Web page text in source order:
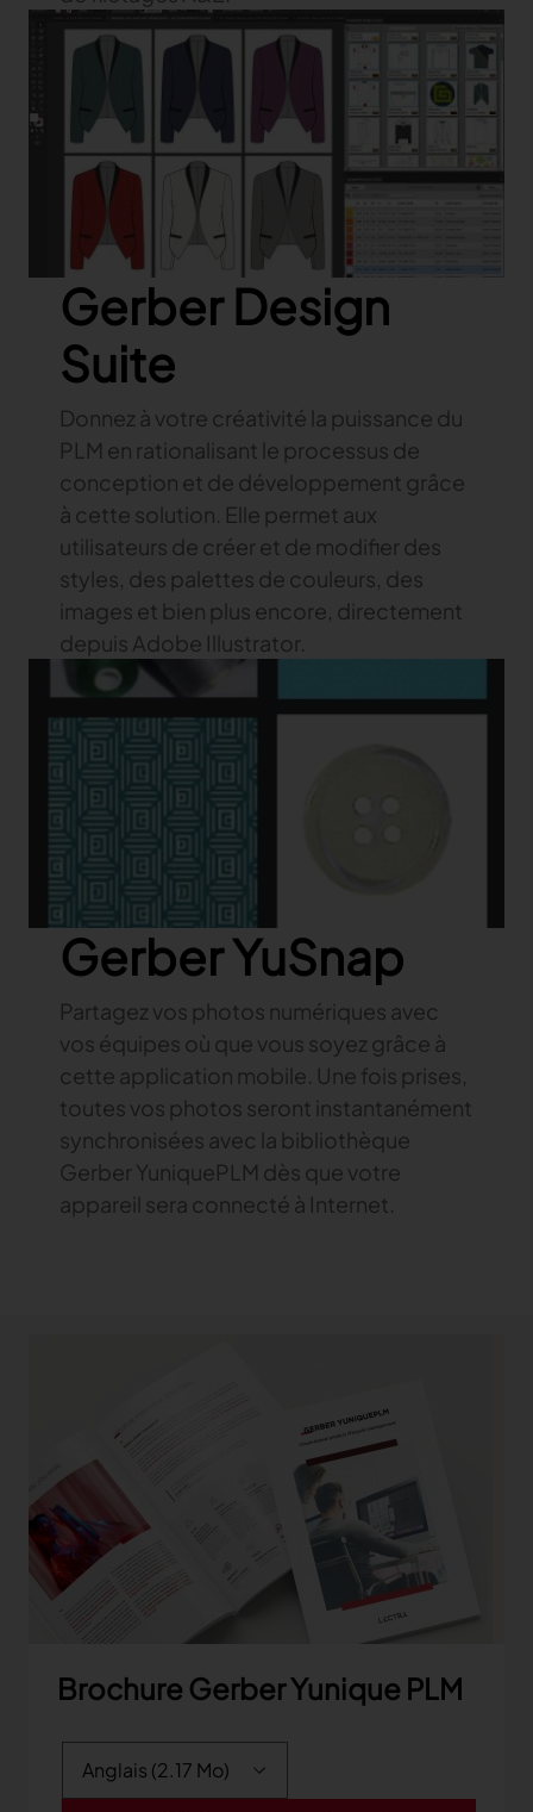
Gerber Design
Suite
Donnez à votre créativité la puissance du
PLM en rationalisant le processus de
conception et de développement grâce
à cette solution. Elle permet aux
utilisateurs de créer et de modifier des
styles, des palettes de couleurs, des
images et bien plus encore, directement
depuis Adobe Illustrator.
Gerber YuSnap
Partagez vos photos numériques avec
vos équipes où que vous soyez grâce à
cette application mobile. Une fois prises,
toutes vos photos seront instantanément
synchronisées avec la bibliothèque
Gerber YuniquePLM dès que votre
appareil sera connecté à Internet.
Brochure Gerber Yunique PLM